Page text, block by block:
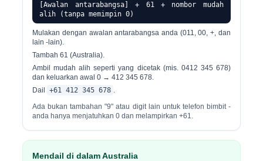
[Awalan antarabangsa] + 61 + nombor mudah
alih (tanpa memimpin 0)
Mulakan dengan awalan antarabangsa anda (011, 00, +, dan
lain -lain).
Tambah61 (Australia).
Ambil mudah alih seperti yang dicetak (mis. 0412 345 678)
dan keluarkan awal 0 → 412 345 678.
Dail
+61 412 345 678 .
Ada bukan tambahan "9" atau digit lain untuk telefon bimbit -
anda hanya menjatuhkan 0 dan melampirkan +61.
Mendail di dalam Australia